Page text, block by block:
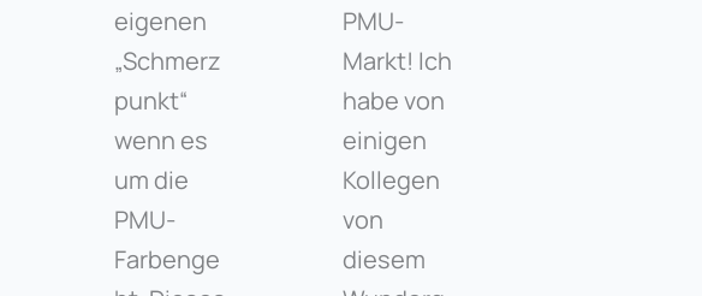
eigenen
„Schmerz
punkt“
wenn es
um die
PMU-
Farbenge
PMU-
Markt! Ich
habe von
einigen
Kollegen
von
diesem